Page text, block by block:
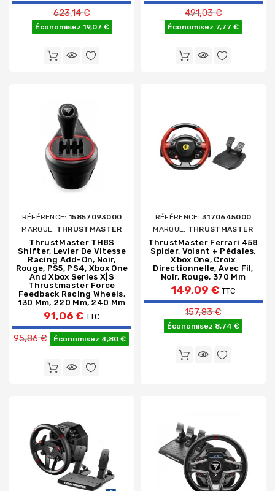
Prix de base
623,14 €
Économisez 19,07 €
Prix de base
491,03 €
Économisez 7,77 €
RÉFÉRENCE: 15857093000
MARQUE: THRUSTMASTER
ThrustMaster TH8S
Shifter, Levier De Vitesse
Racing Add-On, Noir,
Rouge, PS5, PS4, Xbox One
And Xbox Series X|S
Thrustmaster Force
Feedback Racing Wheels,
130 Mm, 220 Mm, 240 Mm
91,06 € TTC
Prix de base
95,86 € Économisez 4,80 €
RÉFÉRENCE:3170645000
MARQUE: THRUSTMASTER
ThrustMaster Ferrari 458
Spider, Volant + Pédales,
Xbox One, Croix
Directionnelle, Avec Fil,
Noir, Rouge, 370 Mm
149,09 € TTC
Prix de base
157,83 €
Économisez 8,74 €